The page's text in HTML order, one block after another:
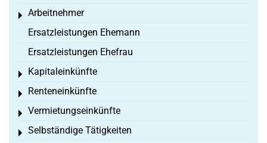
Arbeitnehmer
Toggle menu
Ersatzleistungen Ehemann
Ersatzleistungen Ehefrau
Kapitaleinkünfte
Toggle menu
Renteneinkünfte
Toggle menu
Vermietungseinkünfte
Toggle menu
Selbständige Tätigkeiten
Toggle menu